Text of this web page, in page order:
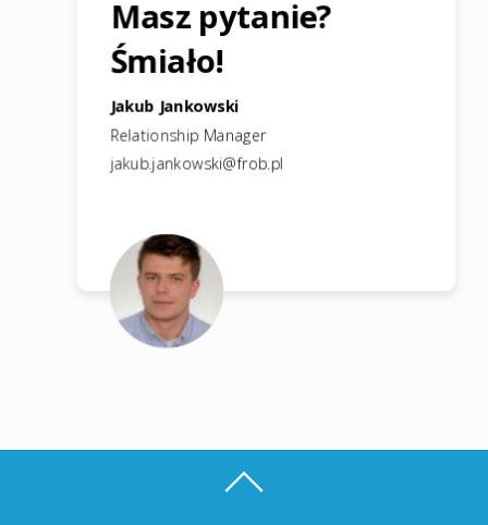
Masz pytanie?
Śmiało!
Jakub Jankowski
Relationship Manager
jakub.jankowski@frob.pl